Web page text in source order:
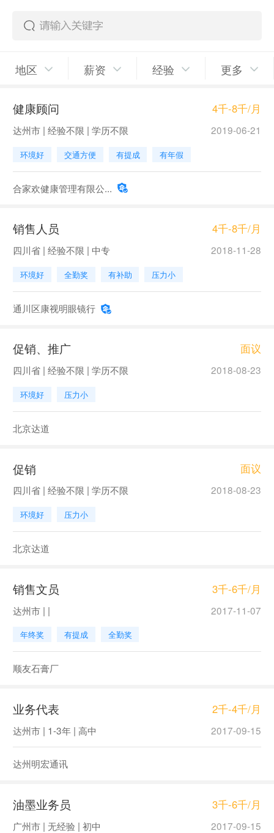
地区 薪资 经验 更多
健康顾问 4千-8千/月
达州市 | 经验不限 | 学历不限 2019-06-21
环境好 交通方便 有提成 有年假
合家欢健康管理有限公...
销售人员 4千-8千/月
四川省 | 经验不限 | 中专 2018-11-28
环境好 全勤奖 有补助 压力小
通川区康视明眼镜行
促销、推广 面议
四川省 | 经验不限 | 学历不限 2018-08-23
环境好 压力小
北京达道
促销 面议
四川省 | 经验不限 | 学历不限 2018-08-23
环境好 压力小
北京达道
销售文员 3千-6千/月
达州市 | | 2017-11-07
年终奖 有提成 全勤奖
顺友石膏厂
业务代表 2千-4千/月
达州市 | 1-3年 | 高中 2017-09-15
达州明宏通讯
油墨业务员 3千-6千/月
广州市 | 无经验 | 初中 2017-09-15